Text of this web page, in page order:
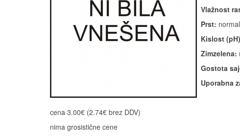
Vlažnost
Prst:
Kislost
Zimzelena:
Gostota
Uporabna
cena 3.00€ (2.74€ brez DDV)
nima grosistične cene